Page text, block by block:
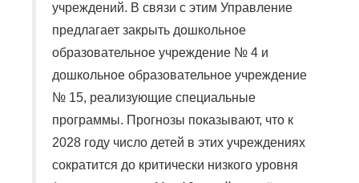
учреждений. В связи с этим Управление
предлагает закрыть дошкольное
образовательное учреждение № 4 и
дошкольное образовательное учреждение
№ 15, реализующие специальные
программы. Прогнозы показывают, что к
2028 году число детей в этих учреждениях
сократится до критически низкого уровня